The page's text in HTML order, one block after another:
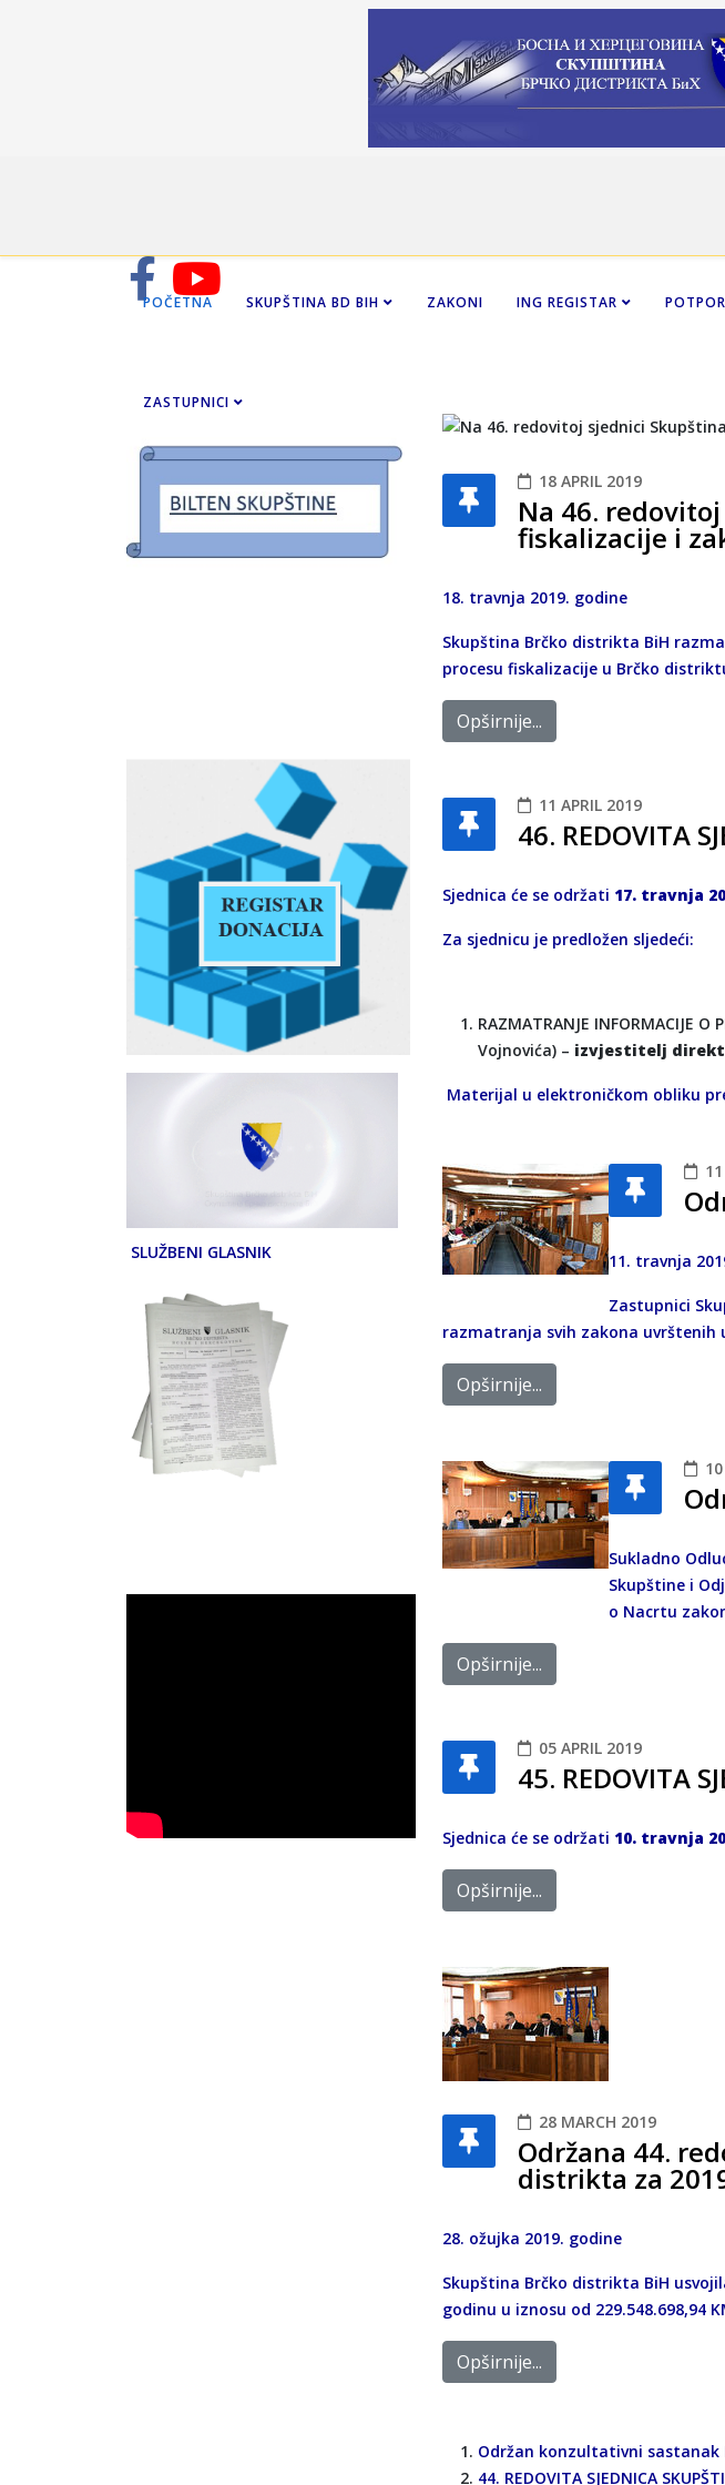
POČETNA SKUPŠTINA BD BIH ZAKONI ING REGISTAR
ZASTUPNICI
SLUŽBENI GLASNIK
18 APRIL 2019
Na 46.
fiskalizacije i
18. travnja 2019. godine
Skupština Brčko distrikta BiH
procesu fiskalizacije u Brčko
Opširnije...
11 APRIL 2019
46. REDOVITA
Sjednica će se održati 17. travnja
Za sjednicu je predložen sljedeći:
RAZMATRANJE INFORMACIJE
Vojnovića) – izvjestitelj
Materijal u elektroničkom obliku
11. travnja
Zastupnici
razmatranja svih zakona uvrštenih
Opširnije...
Sukladno
Skupštine i
o Nacrtu
Opširnije...
05 APRIL 2019
45. REDOVITA
Sjednica će se održati 10. travnja
Opširnije...
28 MARCH 2019
Održana 44.
distrikta za
28. ožujka 2019. godine
Skupština Brčko distrikta BiH
godinu u iznosu od 229.548.698,94
Opširnije...
Održan konzultativni
44. REDOVITA SJEDNICA